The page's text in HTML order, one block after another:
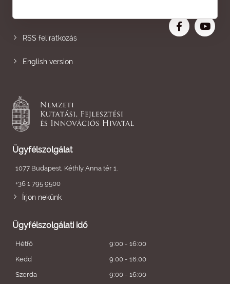
RSS feliratkozás
English version
Ügyfélszolgálat
1077 Budapest, Kéthly Anna tér 1.
+36 1 795 9500
Írjon nekünk
Ügyfélszolgálati idő
Hétfő
9:00 - 16:00
Kedd
9:00 - 16:00
Szerda
9:00 - 16:00